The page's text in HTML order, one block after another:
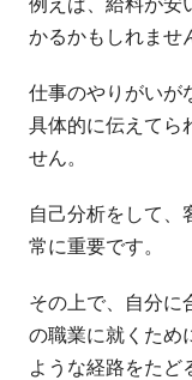
例えば、給料が安
かるかもしれませ
仕事のやりがいが
具体的に伝えてら
せん。
自己分析をして、
常に重要です。
その上で、自分に
の職業に就くため
ような経路をたど